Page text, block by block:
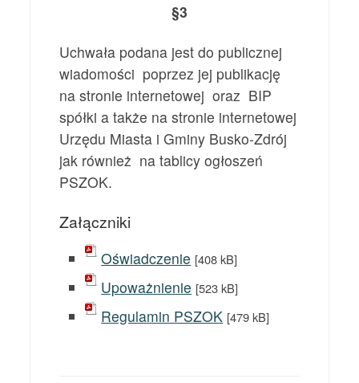
§3
Uchwała podana jest do publicznej
wiadomości poprzez jej publikację
na stronie internetowej oraz BIP
spółki a także na stronie internetowej
Urzędu Miasta i Gminy Busko-Zdrój
jak również na tablicy ogłoszeń
PSZOK.
Załączniki
Oświadczenie [408 kB]
Upoważnienie [523 kB]
Regulamin PSZOK [479 kB]